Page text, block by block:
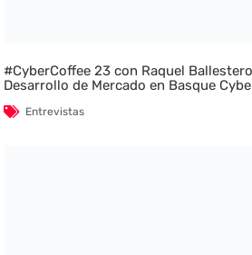
#CyberCoffee 23 con Raquel
Desarrollo de Mercado en Basque
Entrevistas